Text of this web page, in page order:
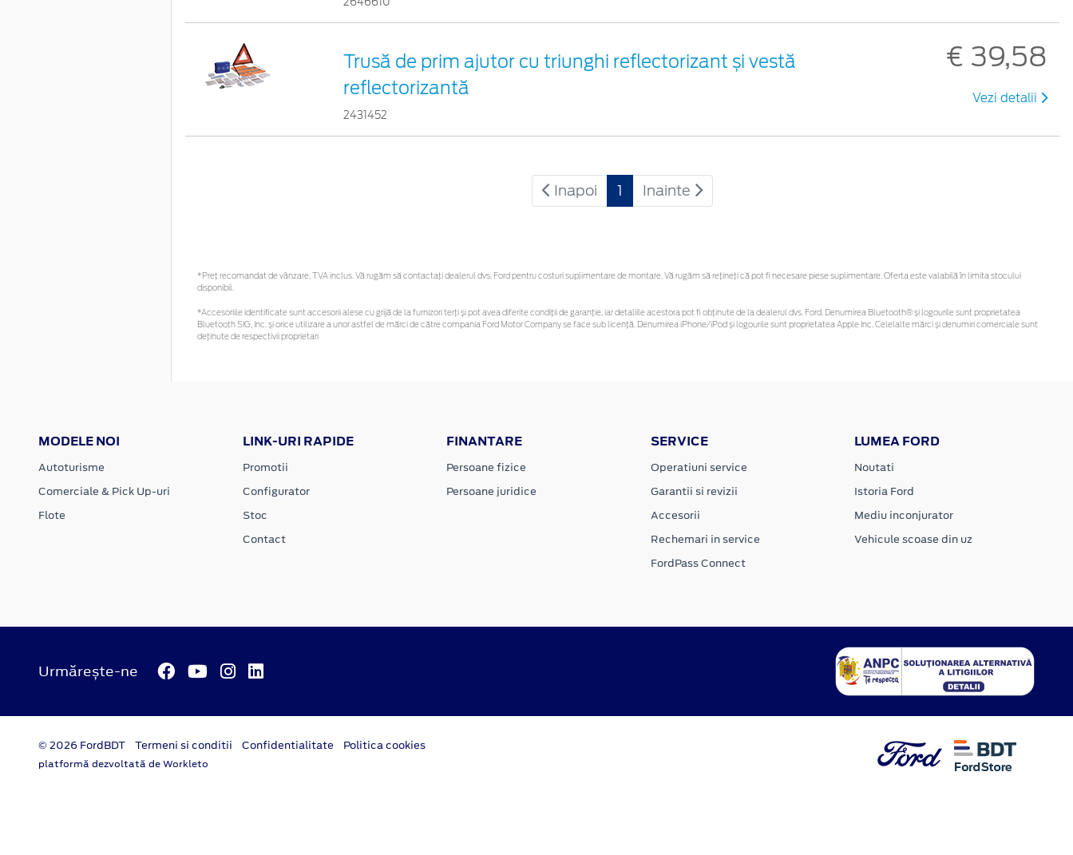
Trusă de prim ajutor cu triunghi reflectorizant și vestă
reflectorizantă
2431452
€ 39,58
Vezi detalii
Inapoi 1 Inainte
*Preţ recomandat de vânzare, TVA inclus. Vă rugăm să contactaţi dealerul dvs. Ford pentru costuri suplimentare de montare. Vă rugăm să rețineți că pot fi necesare piese suplimentare. Oferta este valabilă în limita stocului
disponibil.
*Accesoriile identificate sunt accesorii alese cu grijă de la furnizori terți și pot avea diferite condiții de garanție, iar detaliile acestora pot fi obținute de la dealerul dvs. Ford. Denumirea Bluetooth® și logourile sunt proprietatea
Bluetooth SIG, Inc. și orice utilizare a unor astfel de mărci de către compania Ford Motor Company se face sub licență. Denumirea iPhone/iPod și logourile sunt proprietatea Apple Inc. Celelalte mărci și denumiri comerciale sunt
deținute de respectivii proprietari
MODELE NOI
Autoturisme
Comerciale & Pick Up-uri
Flote
LINK-URI RAPIDE
Promotii
Configurator
Stoc
Contact
FINANTARE
Persoane fizice
Persoane juridice
SERVICE
Operatiuni service
Garantii si revizii
Accesorii
Rechemari in service
FordPass Connect
LUMEA FORD
Noutati
Istoria Ford
Mediu inconjurator
Vehicule scoase din uz
Urmărește-ne
© 2026 FordBDT Termeni si conditii Confidentialitate Politica cookies
platformă dezvoltată de Workleto